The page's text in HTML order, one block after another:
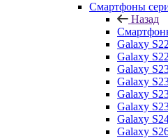
Смартфоны
Назад
Galaxy S22
Galaxy
Galaxy
Galaxy
Galaxy
Galaxy
Galaxy
Galaxy